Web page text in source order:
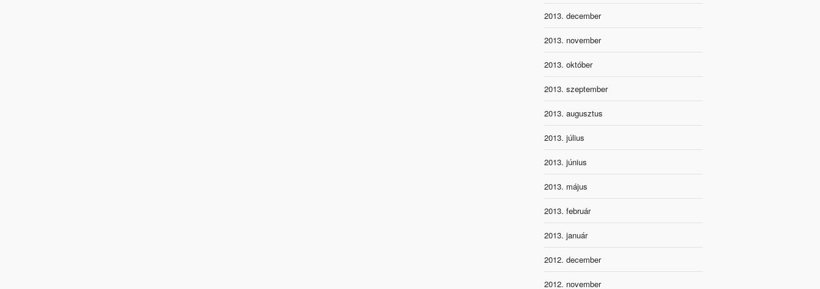
2013. december
2013. november
2013. október
2013. szeptember
2013. augusztus
2013. július
2013. június
2013. május
2013. február
2013. január
2012. december
2012. november